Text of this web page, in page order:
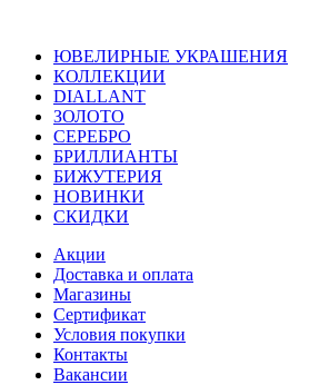
ЮВЕЛИРНЫЕ УКРАШЕНИЯ
КОЛЛЕКЦИИ
DIALLANT
ЗОЛОТО
СЕРЕБРО
БРИЛЛИАНТЫ
БИЖУТЕРИЯ
НОВИНКИ
СКИДКИ
Акции
Доставка и оплата
Магазины
Сертификат
Условия покупки
Контакты
Вакансии